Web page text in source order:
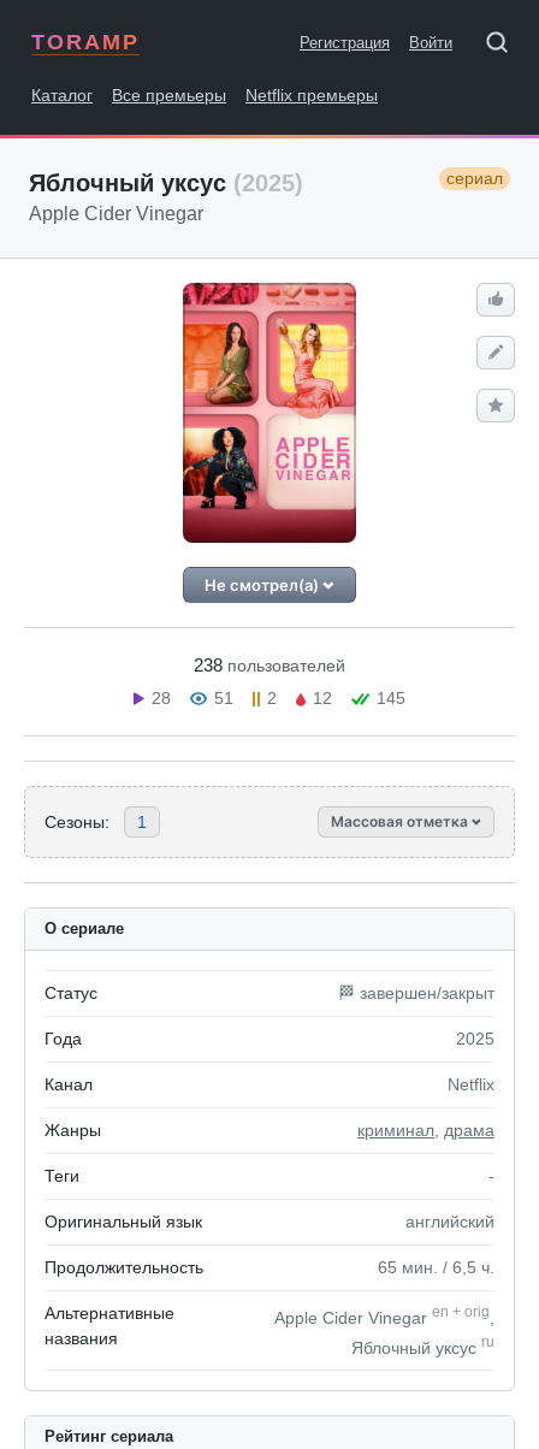
TORAMP Регистрация Войти
Каталог Все премьеры Netflix премьеры
Яблочный уксус (2025) сериал
Apple Cider Vinegar
Не смотрел(а)
238 пользователей
28
51 2 12 145
Сезоны: 1 Массовая отметка
О сериале
Статус 🏁 завершен/закрыт
Года 2025
Канал Netflix
Жанры криминал драма
Теги -
Оригинальный язык английский
Продолжительность 65 мин. / 6,5 ч.
Альтернативные
названия
Apple Cider Vinegar en + orig
Яблочный уксус ru
Рейтинг сериала